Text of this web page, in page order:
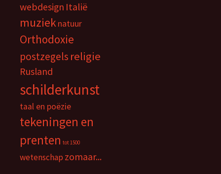
webdesign Italië
muzieknatuur
Orthodoxie
postzegels religie
Rusland
schilderkunst
taal en poëzie
tekeningen en
prenten tot 1500
wetenschap zomaar...